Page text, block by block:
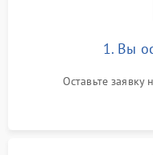
1. Вы
Оставьте